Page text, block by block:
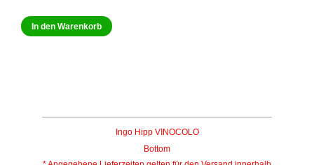
In den Warenkorb
Ingo Hipp VINOCOLO
Bottom